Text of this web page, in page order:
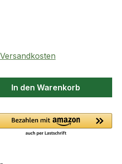
den
In den Warenkorb